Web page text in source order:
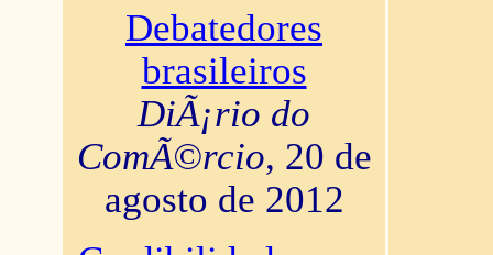
Debatedores
brasileiros
DiÃ¡rio do
ComÃ©rcio, 20 de
agosto de 2012